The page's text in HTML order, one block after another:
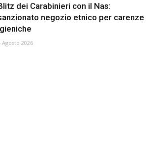
dei Carabinieri con il Nas:
negozio etnico per carenze
Agosto 2026